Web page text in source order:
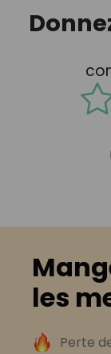
les
Perte